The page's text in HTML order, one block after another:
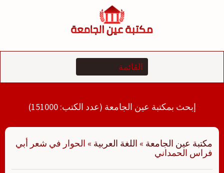
إبحث بمكتبة عين الجامعة (عدد الكتب: 151000)
مكتبة عين الجامعة » اللغة العربية » الحوار في شعر أبي
فراس الحمداني